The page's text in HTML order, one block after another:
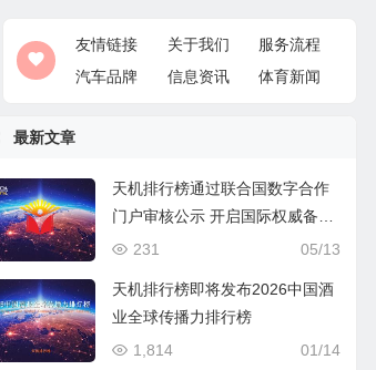
友情链接 关于我们
服务流程
汽车品牌
信息资讯 体育新闻
最新文章
天机排行榜通过联合国数字合作
门户审核公示 开启国际权威备案
认证机制
05/13
231
天机排行榜即将发布2026中国酒
业全球传播力排行榜
01/14
1,814